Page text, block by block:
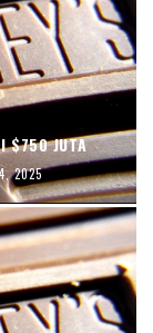
$750 JUTA
2025